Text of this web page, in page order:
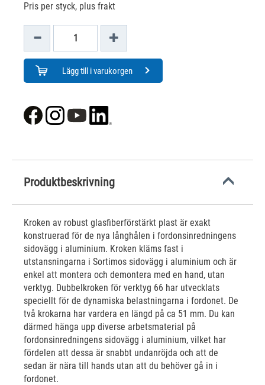
Pris per styck, plus frakt
Lägg till i varukorgen
Produktbeskrivning
Kroken av robust glasfiberförstärkt plast är exakt
konstruerad för de nya långhålen i fordonsinredningens
sidovägg i aluminium. Kroken kläms fast i
utstansningarna i Sortimos sidovägg i aluminium och är
enkel att montera och demontera med en hand, utan
verktyg. Dubbelkroken för verktyg 66 har utvecklats
speciellt för de dynamiska belastningarna i fordonet. De
två krokarna har vardera en längd på ca 51 mm. Du kan
därmed hänga upp diverse arbetsmaterial på
fordonsinredningens sidovägg i aluminium, vilket har
fördelen att dessa är snabbt undanröjda och att de
sedan är nära till hands utan att du behöver gå in i
fordonet.